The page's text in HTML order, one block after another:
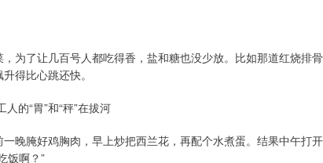
为了让几百号人都吃得香，盐和糖也没少放。比如那道红烧排
得比心跳还快。
的“胃”和“秤”在拔河
晚腌好鸡胸肉，早上炒把西兰花，再配个水煮蛋。结果中午打
饭啊？”